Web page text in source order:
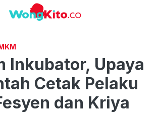
Inkubator, Upaya
Cetak Pelaku
dan Kriya